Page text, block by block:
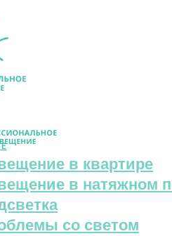
в квартире
в натяжном
со светом